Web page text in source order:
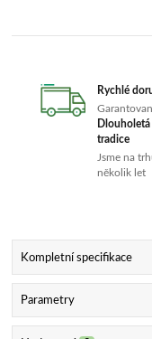
Rychlé
Dlouholetá
tradice
Jsme na
několik let
Kompletní specifikace
Parametry